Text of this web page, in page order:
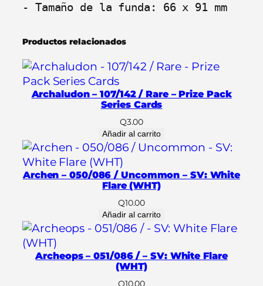
d
K
A
t
a
m
o
S
t
- Tamaño de la funda: 66 x 91 mm
Productos relacionados
Archaludon – 107/142 / Rare – Prize Pack
Series Cards
Q3.00
Añadir al carrito
Archen – 050/086 / Uncommon – SV: White
Flare (WHT)
Q10.00
Añadir al carrito
Archeops – 051/086 / – SV: White Flare
(WHT)
Q10.00